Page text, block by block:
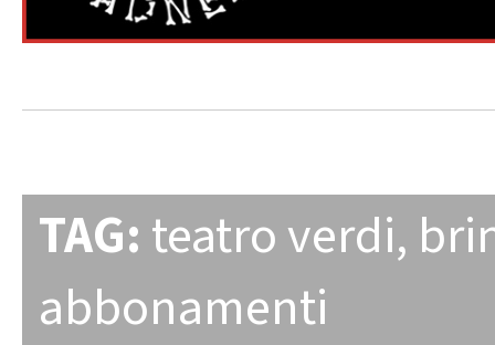
TAG: teatro verdi,
abbonamenti